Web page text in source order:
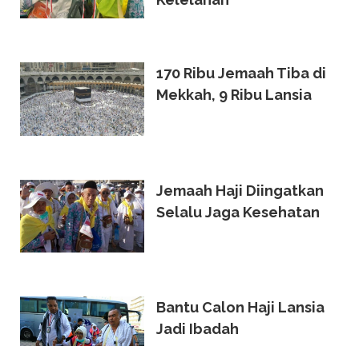
170 Ribu Jemaah Tiba di
Mekkah, 9 Ribu Lansia
Jemaah Haji Diingatkan
Selalu Jaga Kesehatan
Bantu Calon Haji Lansia
Jadi Ibadah